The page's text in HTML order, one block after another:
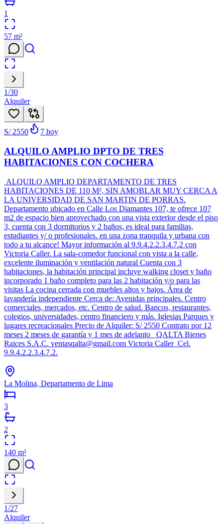
1
57 m²
1/30
Alquiler
S/ 2550 7 hoy
ALQUILO AMPLIO DPTO DE TRES
HABITACIONES CON COCHERA
ALQUILO AMPLIO DEPARTAMENTO DE TRES
HABITACIONES DE 110 M², SIN AMOBLAR MUY CERCA A
LA UNIVERSIDAD DE SAN MARTIN DE PORRAS.
Departamento ubicado en Calle Los Diamantes 107, te ofrece 107
m2 de espacio bien aprovechado con una vista exterior desde el piso
3, cuenta con 3 dormitorios y 2 baños, es ideal para familias,
estudiantes y/ o profesionales. en una zona tranquila y urbana con
todo a tu alcance! Mayor información al 9.9.4.2.2.3.4.7.2 con
Victoria Caller. La sala-comedor funcional con vista a la calle,
excelente iluminación y ventilación natural Cuenta con 3
habitaciones, la habitación principal incluye walking closet y baño
incorporado 1 baño completo para las 2 habitación y/o para las
visitas La cocina cerrada con muebles altos y bajos. Área de
lavandería independiente Cerca de: Avenidas principales. Centro
comerciales, mercados, etc. Centro de salud. Bancos, restaurantes,
colegios, universidades, centro financiero y más. Iglesias Parques y
lugares recreacionales Precio de Alquiler: S/ 2550 Contrato por 12
meses 2 meses de garantía y 1 mes de adelanto QALTA Bienes
Raices S.A.C. ventasqalta@gmail.com Victoria Caller Cel.
9.9.4.2.2.3.4.7.2.
La Molina, Departamento de Lima
3
2
140 m²
1/27
Alquiler